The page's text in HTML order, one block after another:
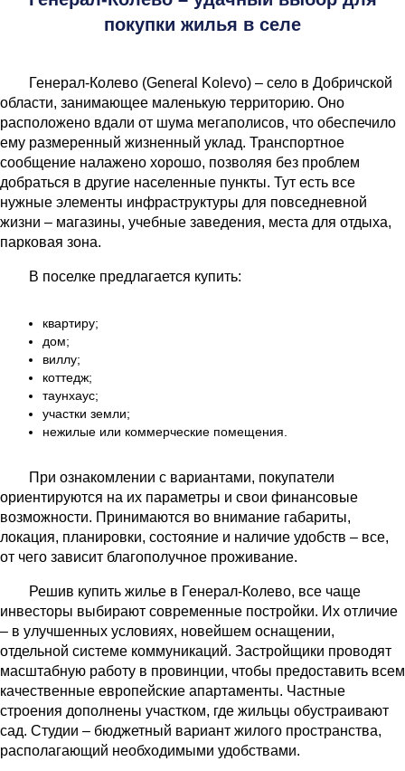
покупки жилья в селе
Генерал-Колево (General Kolevo) – село в Добричской
области, занимающее маленькую территорию. Оно
расположено вдали от шума мегаполисов, что обеспечило
ему размеренный жизненный уклад. Транспортное
сообщение налажено хорошо, позволяя без проблем
добраться в другие населенные пункты. Тут есть все
нужные элементы инфраструктуры для повседневной
жизни – магазины, учебные заведения, места для отдыха,
парковая зона.
В поселке предлагается купить:
квартиру;
дом;
виллу;
коттедж;
таунхаус;
участки земли;
нежилые или коммерческие помещения.
При ознакомлении с вариантами, покупатели
ориентируются на их параметры и свои финансовые
возможности. Принимаются во внимание габариты,
локация, планировки, состояние и наличие удобств – все,
от чего зависит благополучное проживание.
Решив купить жилье в Генерал-Колево, все чаще
инвесторы выбирают современные постройки. Их отличие
– в улучшенных условиях, новейшем оснащении,
отдельной системе коммуникаций. Застройщики проводят
масштабную работу в провинции, чтобы предоставить всем
качественные европейские апартаменты. Частные
строения дополнены участком, где жильцы обустраивают
сад. Студии – бюджетный вариант жилого пространства,
располагающий необходимыми удобствами.